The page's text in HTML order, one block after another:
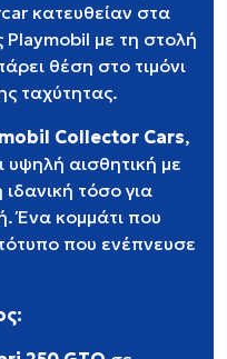
κατευθείαν στα
με τη στολή
θέση στο τιμόνι
ταχύτητας.
Collector Cars,
αισθητική με
τόσο για
Ένα κομμάτι που
που ενέπνευσε